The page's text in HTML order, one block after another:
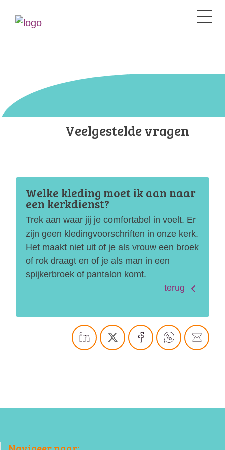
Veelgestelde vragen
Welke kleding moet ik aan naar
een kerkdienst?
Trek aan waar jij je comfortabel in voelt. Er
zijn geen kledingvoorschriften in onze kerk.
Het maakt niet uit of je als vrouw een broek
of rok draagt en of je als man in een
spijkerbroek of pantalon komt.
terug